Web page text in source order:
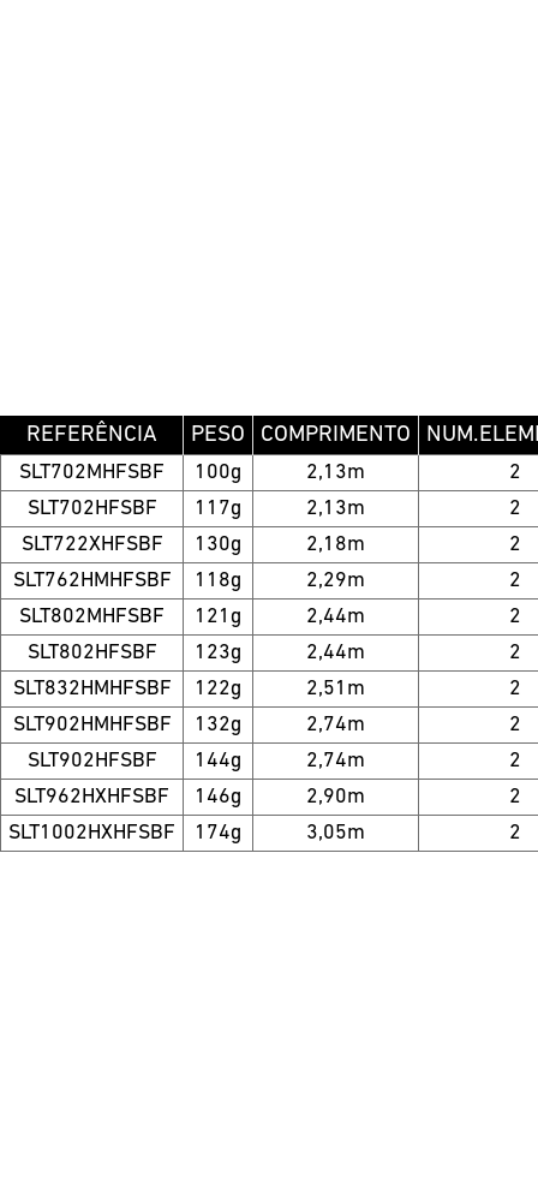
REFERÊNCIA PESO COMPRIMENTO
SLT702MHFSBF 100g 2,13m
2
SLT702HFSBF
117g 2,13m
2
SLT722XHFSBF
130g 2,18m
2
SLT762HMHFSBF
118g 2,29m
2
SLT802MHFSBF
121g 2,44m
2
SLT802HFSBF
123g 2,44m
2
SLT832HMHFSBF
122g 2,51m
2
SLT902HMHFSBF
132g 2,74m
2
SLT902HFSBF
144g 2,74m
2
SLT962HXHFSBF
146g 2,90m
2
SLT1002HXHFSBF
174g 3,05m 2